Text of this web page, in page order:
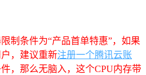
制条件为“产品首单特惠”，如果
，建议重新注册一个腾讯云账
，那么无脑入，这个CPU内存带